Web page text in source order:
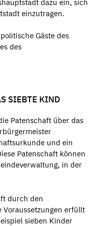
dazu ein, sich
einzutragen.
Gäste des
des
SIEBTE KIND
Patenschaft über das
und ein
Patenschaft können
in der
durch den
Voraussetzungen erfüllt
sieben Kinder